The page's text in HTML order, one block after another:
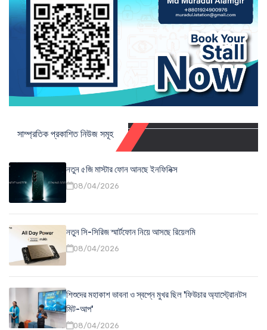
সাম্প্রতিক প্রকাশিত নিউজ সমূহ
নতুন ৫জি মাস্টার ফোন আনছে ইনফিনিক্স
08/04/2026
নতুন সি-সিরিজ স্মার্টফোন নিয়ে আসছে রিয়েলমি
08/04/2026
শিশুদের মহাকাশ ভাবনা ও স্বপ্নে মুখর ছিল 'ফিউচার অ্যাস্ট্রোনটস
মিট-আপ'
08/04/2026